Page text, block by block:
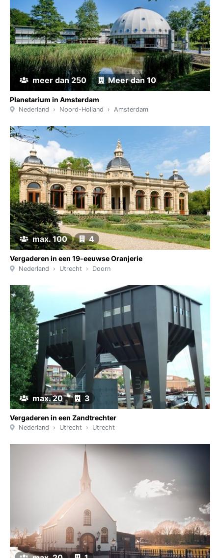
meer dan 250 Meer dan 10
Planetarium in Amsterdam
Nederland Noord-Holland Amsterdam
max. 100 4
Vergaderen in een 19-eeuwse Oranjerie
Nederland Utrecht Doorn
max. 20 3
Vergaderen in een Zandtrechter
Nederland Utrecht Utrecht